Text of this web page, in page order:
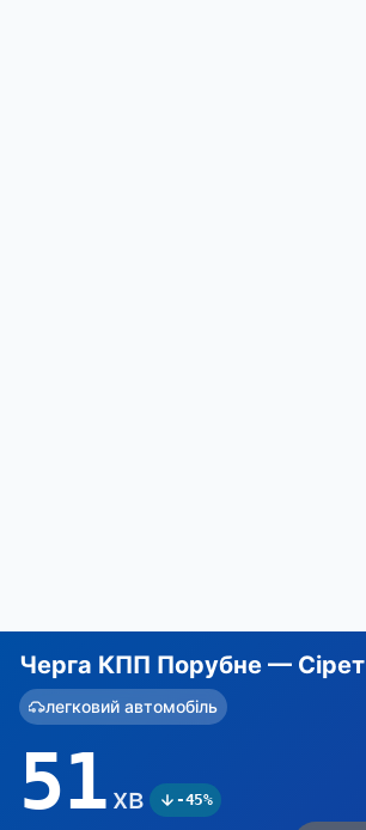
Черга КПП Порубне — Сірет
легковий автомобіль
51 хв -45%